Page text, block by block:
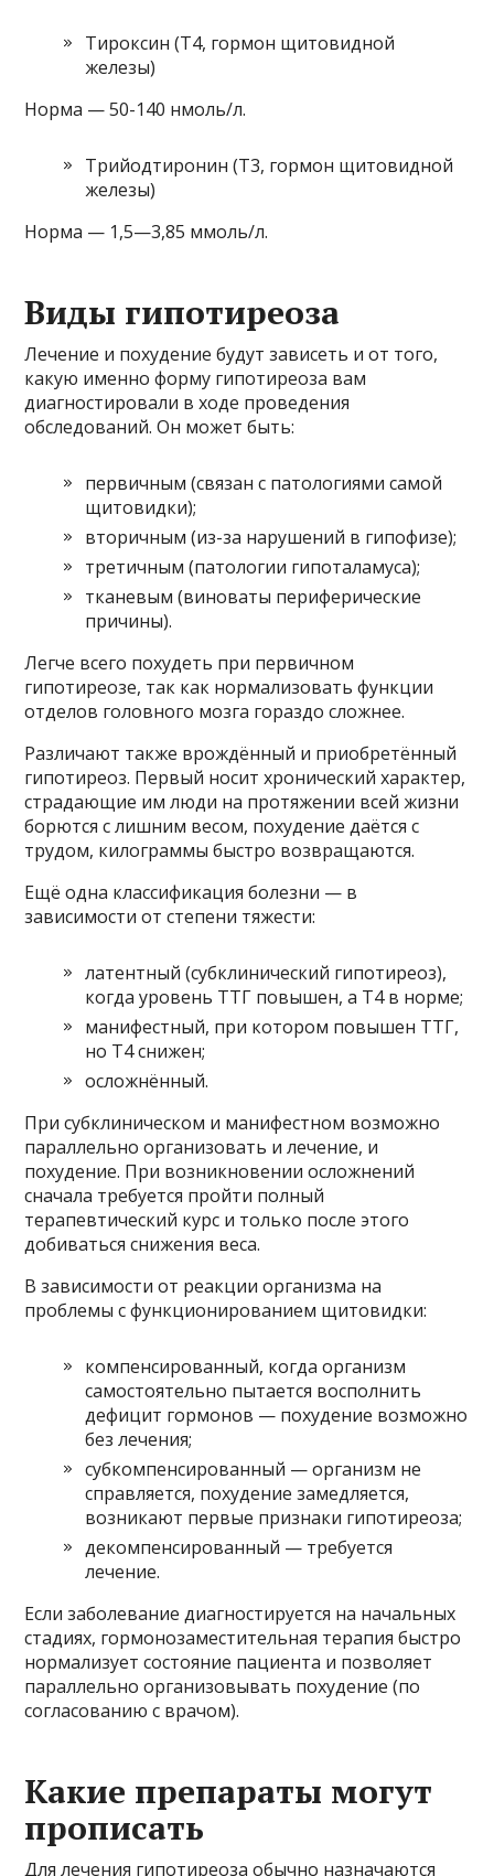
Тироксин (Т4, гормон щитовидной
железы)
Норма — 50-140 нмоль/л.
Трийодтиронин (T3, гормон щитовидной
железы)
Норма — 1,5—3,85 ммоль/л.
Виды гипотиреоза
Лечение и похудение будут зависеть и от того,
какую именно форму гипотиреоза вам
диагностировали в ходе проведения
обследований. Он может быть:
первичным (связан с патологиями самой
щитовидки);
вторичным (из-за нарушений в гипофизе);
третичным (патологии гипоталамуса);
тканевым (виноваты периферические
причины).
Легче всего похудеть при первичном
гипотиреозе, так как нормализовать функции
отделов головного мозга гораздо сложнее.
Различают также врождённый и приобретённый
гипотиреоз. Первый носит хронический характер,
страдающие им люди на протяжении всей жизни
борются с лишним весом, похудение даётся с
трудом, килограммы быстро возвращаются.
Ещё одна классификация болезни — в
зависимости от степени тяжести:
латентный (субклинический гипотиреоз),
когда уровень ТТГ повышен, а Т4 в норме;
манифестный, при котором повышен ТТГ,
но Т4 снижен;
осложнённый.
При субклиническом и манифестном возможно
параллельно организовать и лечение, и
похудение. При возникновении осложнений
сначала требуется пройти полный
терапевтический курс и только после этого
добиваться снижения веса.
В зависимости от реакции организма на
проблемы с функционированием щитовидки:
компенсированный, когда организм
самостоятельно пытается восполнить
дефицит гормонов — похудение возможно
без лечения;
субкомпенсированный — организм не
справляется, похудение замедляется,
возникают первые признаки гипотиреоза;
декомпенсированный — требуется
лечение.
Если заболевание диагностируется на начальных
стадиях, гормонозаместительная терапия быстро
нормализует состояние пациента и позволяет
параллельно организовывать похудение (по
согласованию с врачом).
Какие препараты могут
прописать
Для лечения гипотиреоза обычно назначаются